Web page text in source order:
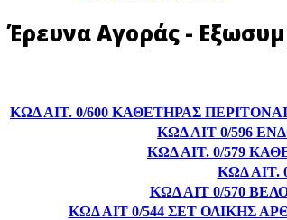
Έρευνα Αγοράς -
ΚΩΔ ΑΙΤ. 0/600 ΚΑΘΕΤΗΡΑΣ
ΚΩΔ ΑΙΤ 0/596
ΚΩΔ ΑΙΤ. 0/579
ΚΩΔ ΑΙΤ.
ΚΩΔ ΑΙΤ 0/570
ΚΩΔ ΑΙΤ 0/544 ΣΕΤ ΟΛΙΚΗΣ